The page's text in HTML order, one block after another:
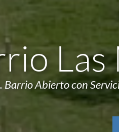
Barrio Abierto con